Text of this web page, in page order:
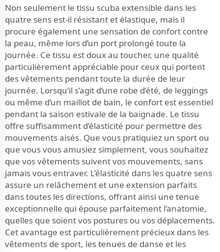
Non seulement le tissu scuba extensible dans les
quatre sens est-il résistant et élastique, mais il
procure également une sensation de confort contre
la peau, même lors d’un port prolongé toute la
journée. Ce tissu est doux au toucher, une qualité
particulièrement appréciable pour ceux qui portent
des vêtements pendant toute la durée de leur
journée. Lorsqu’il s’agit d’une robe d’été, de leggings
ou même d’un maillot de bain, le confort est essentiel
pendant la saison estivale de la baignade. Le tissu
offre suffisamment d’élasticité pour permettre des
mouvements aisés. Que vous pratiquiez un sport ou
que vous vous amusiez simplement, vous souhaitez
que vos vêtements suivent vos mouvements, sans
jamais vous entraver. L’élasticité dans les quatre sens
assure un relâchement et une extension parfaits
dans toutes les directions, offrant ainsi une tenue
exceptionnelle qui épouse parfaitement l’anatomie,
quelles que soient vos postures ou vos déplacements.
Cet avantage est particulièrement précieux dans les
vêtements de sport, les tenues de danse et les